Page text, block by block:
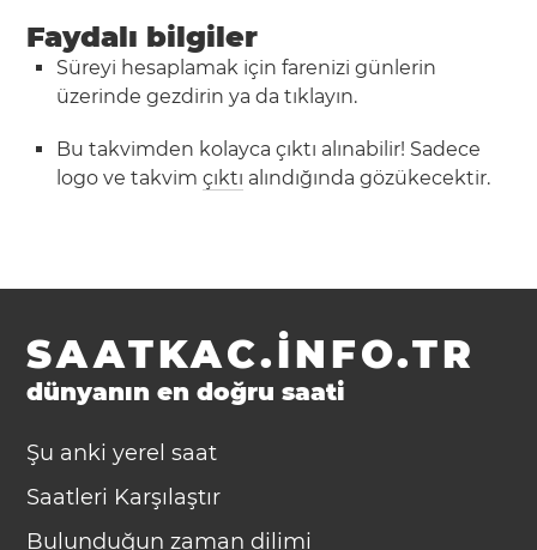
Faydalı bilgiler
Süreyi hesaplamak için farenizi günlerin
üzerinde gezdirin ya da tıklayın.
Bu takvimden kolayca çıktı alınabilir! Sadece
logo ve takvimçıktı alındığında gözükecektir.
SAATKAC.INFO.TR
dünyanın en doğru saati
Şu anki yerel saat
Saatleri Karşılaştır
Bulunduğun zaman dilimi